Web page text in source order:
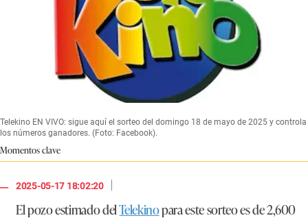
Telekino EN VIVO: sigue aquí el sorteo del domingo 18 de mayo de 2025 y controla
los números ganadores. (Foto: Facebook).
Momentos clave
2025-05-17 18:02:20
|
El pozo estimado delTelekinopara este sorteo es de 2,600